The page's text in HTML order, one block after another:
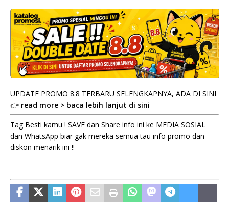
UPDATE PROMO 8.8 TERBARU SELENGKAPNYA, ADA DI SINI
👉 read more > baca lebih lanjut di sini
Tag Besti kamu ! SAVE dan Share info ini ke MEDIA SOSIAL
dan WhatsApp biar gak mereka semua tau info promo dan
diskon menarik ini !!